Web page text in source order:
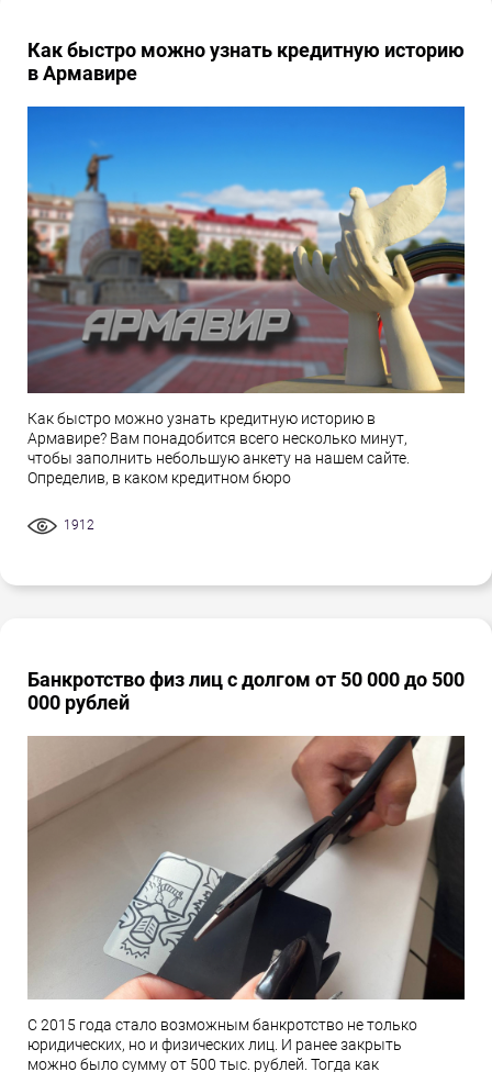
Как быстро можно узнать кредитную историю
в Армавире
Как быстро можно узнать кредитную историю в
Армавире? Вам понадобится всего несколько минут,
чтобы заполнить небольшую анкету на нашем сайте.
Определив, в каком кредитном бюро
1912
Банкротство физ лиц с долгом от 50 000 до 500
000 рублей
С 2015 года стало возможным банкротство не только
юридических, но и физических лиц. И ранее закрыть
можно было сумму от 500 тыс. рублей. Тогда как